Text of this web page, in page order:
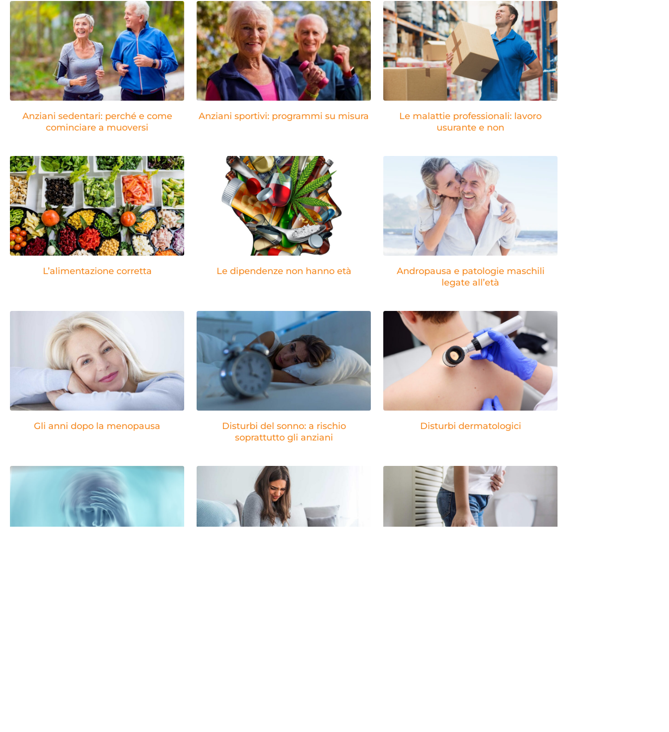
Anziani sedentari: perché e come
cominciare a muoversi
Anziani sportivi: programmi su misura
Le malattie professionali: lavoro
usurante e non
L’alimentazione corretta Le dipendenze non hanno età
Andropausa e patologie maschili
legate all’età
Gli anni dopo la menopausa
Disturbi del sonno: a rischio
soprattutto gli anziani
Disturbi dermatologici